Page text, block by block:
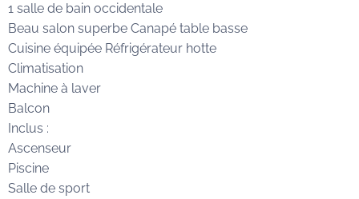
1 salle de bain occidentale
Beau salon superbe Canapé table basse
Cuisine équipée Réfrigérateur hotte
Climatisation
Machine à laver
Balcon
Inclus :
Ascenseur
Piscine
Salle de sport